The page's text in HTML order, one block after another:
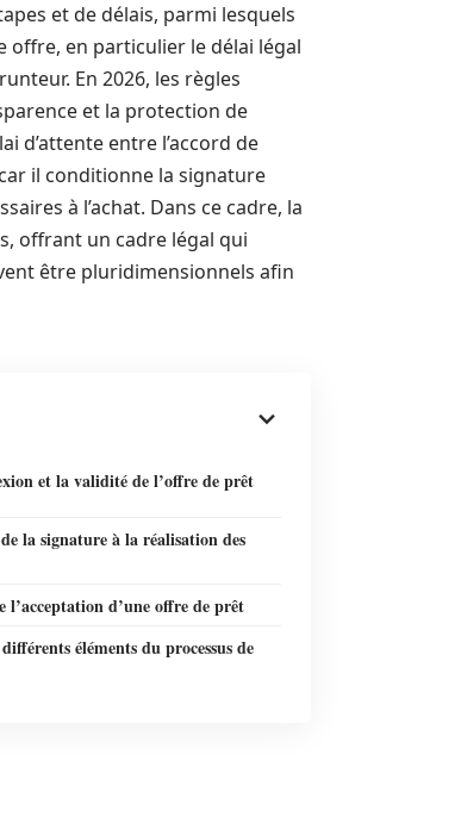
et de délais, parmi lesquels
offre, en particulier le délai légal
En 2026, les règles
et la protection de
d’attente entre l’accord de
il conditionne la signature
à l’achat. Dans ce cadre, la
offrant un cadre légal qui
être pluridimensionnels afin
et la validité de l’offre de prêt
la signature à la réalisation des
l’acceptation d’une offre de prêt
éléments du processus de